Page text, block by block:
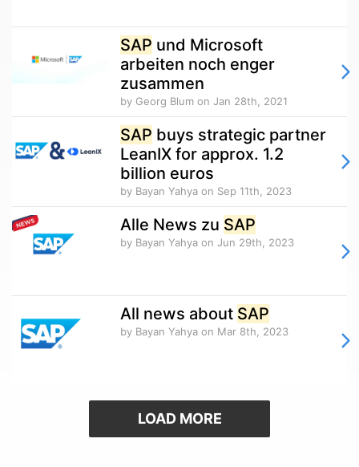
SAP und Microsoft
arbeiten noch enger
zusammen
by Georg Blum on Jan 28th, 2021
SAP buys strategic partner
LeanIX for approx. 1.2
billion euros
by Bayan Yahya on Sep 11th, 2023
Alle News zu SAP
by Bayan Yahya on Jun 29th, 2023
All news about SAP
by Bayan Yahya on Mar 8th, 2023
LOAD MORE